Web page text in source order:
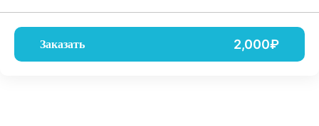
Заказать 2,000₽